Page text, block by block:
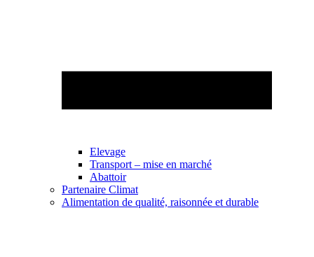
Elevage
Transport – mise en marché
Abattoir
Partenaire Climat
Alimentation de qualité, raisonnée et durable